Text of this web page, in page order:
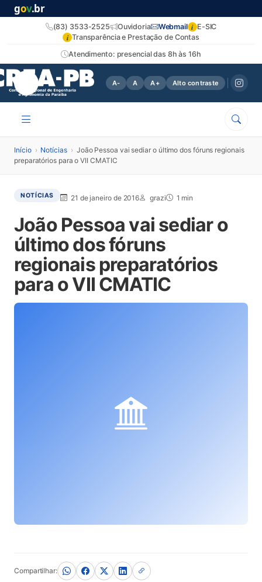
gov.br
Atendimento: presencial das 8h às 16h
(83) 3533-2525 Ouvidoria Webmail i E-SIC
i Transparência e Prestação de Contas
A- A A+ Alto contraste
Início › Notícias › João Pessoa vai sediar o último dos fóruns regionais
preparatórios para o VII CMATIC
NOTÍCIAS 21 de janeiro de 2016 grazi 1 min
João Pessoa vai sediar o
último dos fóruns
regionais preparatórios
para o VII CMATIC
Compartilhar: